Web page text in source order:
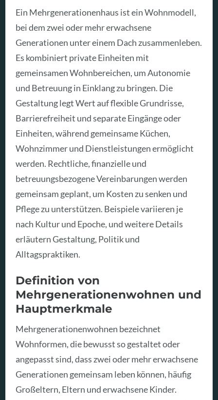
Ein Mehrgenerationenhaus ist ein Wohnmodell,
bei dem zwei oder mehr erwachsene
Generationen unter einem Dach zusammenleben.
Es kombiniert private Einheiten mit
gemeinsamen Wohnbereichen, um Autonomie
und Betreuung in Einklang zu bringen. Die
Gestaltung legt Wert auf flexible Grundrisse,
Barrierefreiheit und separate Eingänge oder
Einheiten, während gemeinsame Küchen,
Wohnzimmer und Dienstleistungen ermöglicht
werden. Rechtliche, finanzielle und
betreuungsbezogene Vereinbarungen werden
gemeinsam geplant, um Kosten zu senken und
Pflege zu unterstützen. Beispiele variieren je
nach Kultur und Epoche, und weitere Details
erläutern Gestaltung, Politik und
Alltagspraktiken.
Definition von
Mehrgenerationenwohnen und
Hauptmerkmale
Mehrgenerationenwohnen bezeichnet
Wohnformen, die bewusst so gestaltet oder
angepasst sind, dass zwei oder mehr erwachsene
Generationen gemeinsam leben können, häufig
Großeltern, Eltern und erwachsene Kinder.